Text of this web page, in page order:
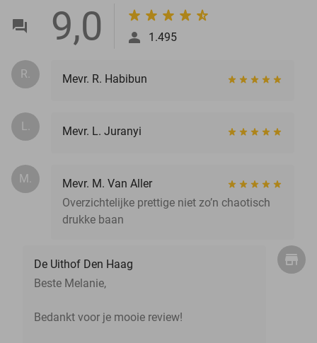
9,0 1.495
R. Mevr. R. Habibun
L. Mevr. L. Juranyi
M.
Mevr. M. Van Aller
Overzichtelijke prettige niet zo’n chaotisch
drukke baan
De Uithof Den Haag
Beste Melanie,
Bedankt voor je mooie review!